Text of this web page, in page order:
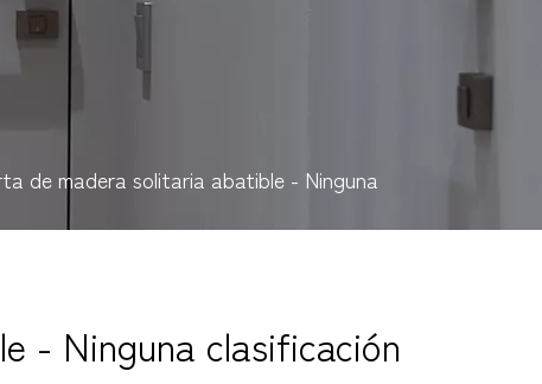
de madera solitaria abatible - Ninguna
- Ninguna clasificación